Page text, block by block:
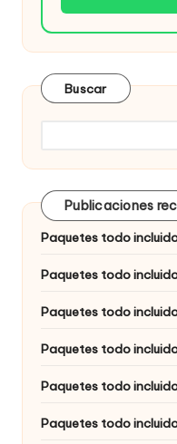
Buscar
Publicaciones
Paquetes todo
Paquetes todo
Paquetes todo
Paquetes todo
Paquetes todo
Paquetes todo